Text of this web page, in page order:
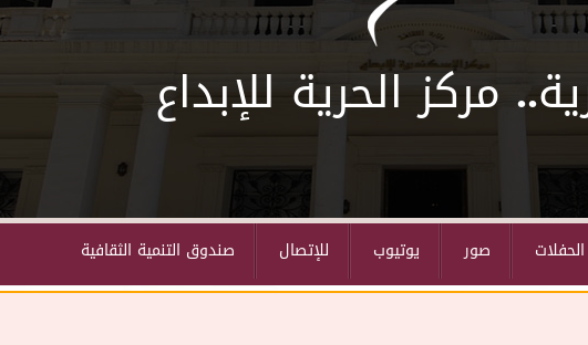
مركز الحرية للإبداع
صندوق التنمية الثقافية للإتصال يوتيوب صور الحفلات